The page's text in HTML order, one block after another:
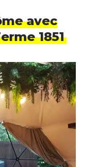
avec
1851